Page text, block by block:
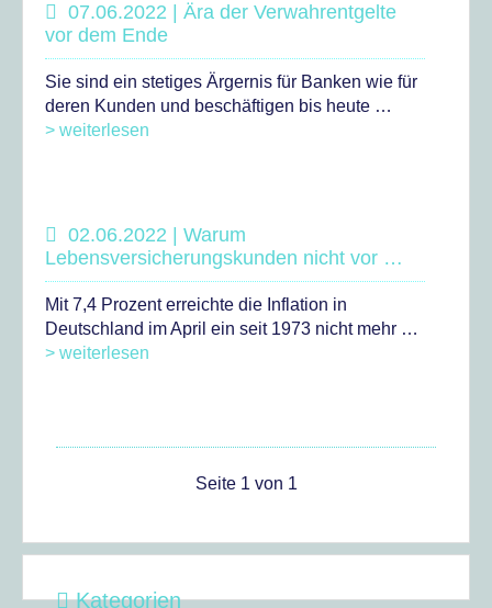
07.06.2022 | Ära der Verwahrentgelte
vor dem Ende
Sie sind ein stetiges Ärgernis für Banken wie für
deren Kunden und beschäftigen bis heute …
> weiterlesen
02.06.2022 | Warum
Lebensversicherungskunden nicht vor …
Mit 7,4 Prozent erreichte die Inflation in
Deutschland im April ein seit 1973 nicht mehr …
> weiterlesen
Seite 1 von 1
Kategorien